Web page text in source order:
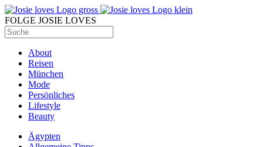
FOLGE JOSIE LOVES
About
Reisen
München
Mode
Persönliches
Lifestyle
Beauty
Ägypten